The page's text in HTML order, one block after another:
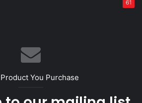
61
You Purchase